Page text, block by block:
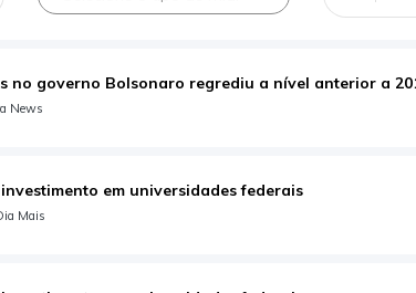
no governo Bolsonaro regrediu a nível anterior a
News
em universidades federais
Mais